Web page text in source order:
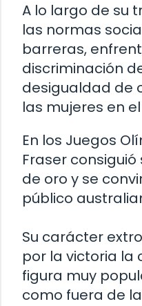
A lo largo de su
las normas
barreras,
discriminación
desigualdad de
las mujeres en
En los Juegos
Fraser
de oro y se
público
Su carácter
por la victoria la
figura muy
como fuera de